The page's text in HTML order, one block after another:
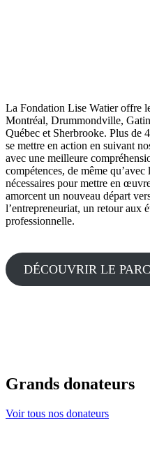
La Fondation Lise Watier offre
Montréal, Drummondville,
Québec et Sherbrooke. Plus de
se mettre en action en suivant
avec une meilleure
compétences, de même
nécessaires pour mettre en
amorcent un nouveau départ
l’entrepreneuriat, un retour aux
professionnelle.
DÉCOUVRIR LE
Grands donateurs
Voir tous nos donateurs